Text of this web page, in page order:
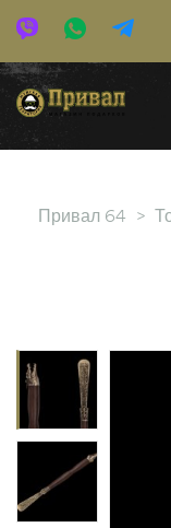
Привал 64 >